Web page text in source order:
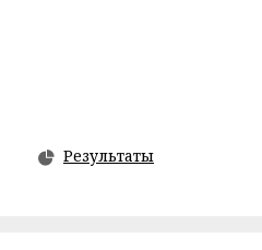
Результаты